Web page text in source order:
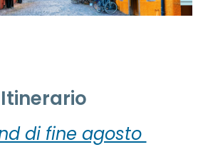
Itinerario
di fine agosto